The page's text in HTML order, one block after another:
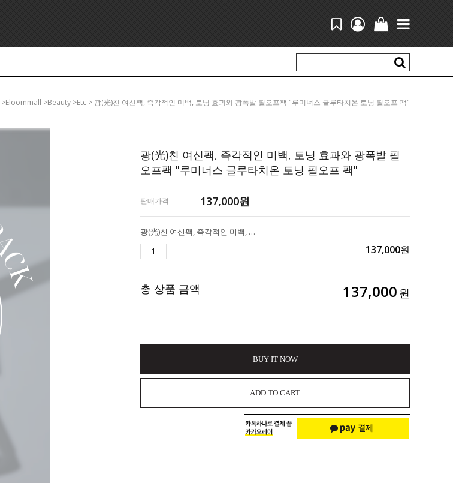
>eloommall >beauty >etc > 광(光)친 여신팩, 즉각적인 미백, 토닝 효과와 광폭발 필오프팩 "루미너스 글루타치온 토닝 필오프 팩"
광(光)친 여신팩, 즉각적인 미백, 토닝 효과와 광폭발 필
오프팩 "루미너스 글루타치온 토닝 필오프 팩"
판매가격 137,000원
광(光)친 여신팩, 즉각적인 미백, 토닝 효과와 광폭발 필오프팩 "루미너스 글루타치온 토닝 필오프 팩"
137,000원
총 상품 금액 137,000 원
BUY IT NOW
ADD TO CART